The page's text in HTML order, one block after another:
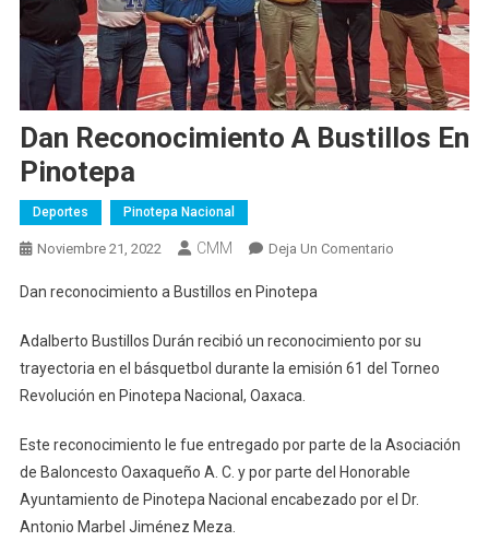
Dan Reconocimiento A Bustillos En
Pinotepa
Deportes Pinotepa Nacional
Noviembre 21, 2022 CMM Deja Un ComentarioEn
Bustillos
En
Dan reconocimiento a Bustillos en Pinotepa
Adalberto Bustillos Durán recibió un reconocimiento por su
trayectoria en el básquetbol durante la emisión 61 del Torneo
Revolución en Pinotepa Nacional, Oaxaca.
Este reconocimiento le fue entregado por parte de la Asociación
de Baloncesto Oaxaqueño A. C. y por parte del Honorable
Ayuntamiento de Pinotepa Nacional encabezado por el Dr.
Antonio Marbel Jiménez Meza.